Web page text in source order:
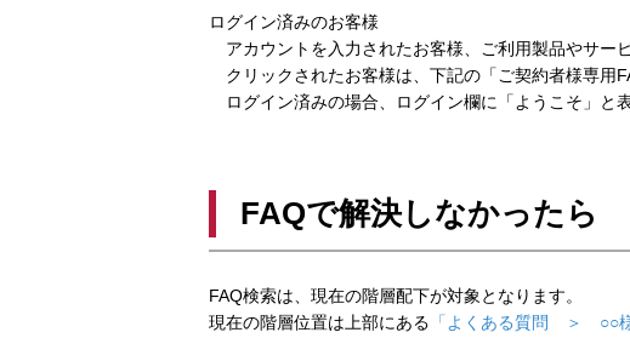
ログイン済みのお客様
アカウントを入力されたお客様、ご利用製品やサー
クリックされたお客様は、下記の「ご契約者様専用
ログイン済みの場合、ログイン欄に「ようこそ」と表
FAQで解決しなかったら
FAQ検索は、現在の階層配下が対象となります。
現在の階層位置は上部にある 「よくある質問 ＞ ○○様